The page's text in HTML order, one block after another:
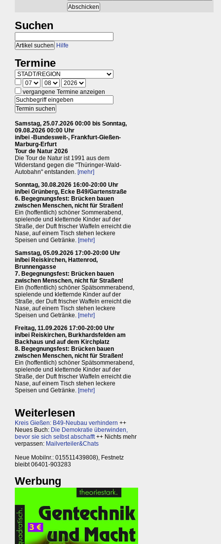
Suchen
Hilfe
Termine
vergangene Termine anzeigen
Samstag, 25.07.2026 00:00 bis Sonntag,
09.08.2026 00:00 Uhr
in/bei -Bundesweit-, Frankfurt-Gießen-
Marburg-Erfurt
Tour de Natur 2026
Die Tour de Natur ist 1991 aus dem
Widerstand gegen die "Thüringer-Wald-
Autobahn" entstanden. [mehr]
Sonntag, 30.08.2026 16:00-20:00 Uhr
in/bei Grünberg, Ecke B49/Gartenstraße
6. Begegnungsfest: Brücken bauen
zwischen Menschen, nicht für Straßen!
Ein (hoffentlich) schöner Sommerabend,
spielende und kletternde Kinder auf der
Straße, der Duft frischer Waffeln erreicht die
Nase, auf einem Tisch stehen leckere
Speisen und Getränke. [mehr]
Samstag, 05.09.2026 17:00-20:00 Uhr
in/bei Reiskirchen, Hattenrod,
Brunnengasse
7. Begegnungsfest: Brücken bauen
zwischen Menschen, nicht für Straßen!
Ein (hoffentlich) schöner Spätsommerabend,
spielende und kletternde Kinder auf der
Straße, der Duft frischer Waffeln erreicht die
Nase, auf einem Tisch stehen leckere
Speisen und Getränke. [mehr]
Freitag, 11.09.2026 17:00-20:00 Uhr
in/bei Reiskirchen, Burkhardsfelden am
Backhaus und auf dem Kirchplatz
8. Begegnungsfest: Brücken bauen
zwischen Menschen, nicht für Straßen!
Ein (hoffentlich) schöner Spätsommerabend,
spielende und kletternde Kinder auf der
Straße, der Duft frischer Waffeln erreicht die
Nase, auf einem Tisch stehen leckere
Speisen und Getränke. [mehr]
Weiterlesen
Kreis Gießen: B49-Neubau verhindern ++
Neues Buch: Die Demokratie überwinden,
bevor sie sich selbst abschafft++ Nichts mehr
verpassen: Mailverteiler&Chats
Neue Mobilnr.: 015511439808), Festnetz
bleibt 06401-903283
Werbung